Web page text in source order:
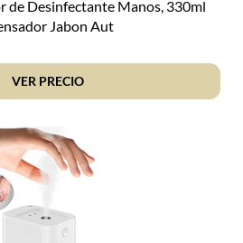
de Desinfectante Manos, 330ml
Jabon Aut
VER PRECIO